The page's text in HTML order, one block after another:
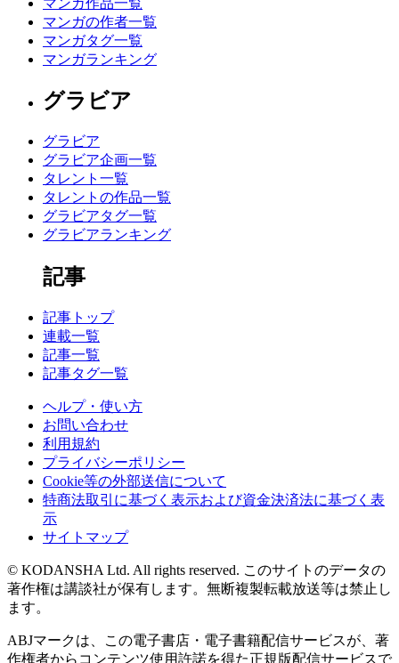
マンガの作者一覧
マンガタグ一覧
マンガランキング
グラビア
グラビア
グラビア企画一覧
タレント一覧
タレントの作品一覧
グラビアタグ一覧
グラビアランキング
記事
記事トップ
連載一覧
記事一覧
記事タグ一覧
ヘルプ・使い方
お問い合わせ
利用規約
プライバシーポリシー
Cookie等の外部送信について
特商法取引に基づく表示および資金決済法に基づく表
示
サイトマップ
© KODANSHA Ltd. All rights reserved. このサイトのデータの
著作権は講談社が保有します。無断複製転載放送等は禁止し
ます。
ABJマークは、この電子書店・電子書籍配信サービスが、著
作権者からコンテンツ使用許諾を得た正規版配信サービスで